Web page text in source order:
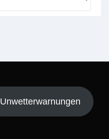
Unwetterwarnungen